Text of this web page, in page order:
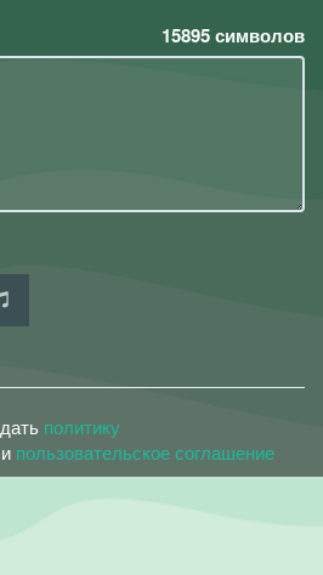
15895символов
политику
и пользовательское соглашение